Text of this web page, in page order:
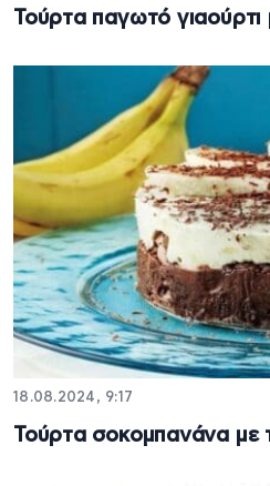
Τούρτα παγωτό γιαούρτι
18.08.2024, 9:17
Τούρτα σοκοµπανάνα µε